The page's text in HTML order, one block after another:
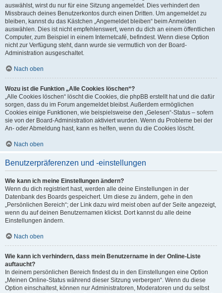
auswählst, wirst du nur für eine Sitzung angemeldet. Dies verhindert den
Missbrauch deines Benutzerkontos durch einen Dritten. Um angemeldet zu
bleiben, kannst du das Kästchen „Angemeldet bleiben“ beim Anmelden
auswählen. Dies ist nicht empfehlenswert, wenn du dich an einem öffentlichen
Computer, zum Beispiel in einem Internetcafé, befindest. Wenn diese Option
nicht zur Verfügung steht, dann wurde sie vermutlich von der Board-
Administration ausgeschaltet.
Nach oben
Wozu ist die Funktion „Alle Cookies löschen“?
„Alle Cookies löschen“ löscht die Cookies, die phpBB erstellt hat und die dafür
sorgen, dass du im Forum angemeldet bleibst. Außerdem ermöglichen
Cookies einige Funktionen, wie beispielsweise den „Gelesen“-Status – sofern
sie von der Board-Administration aktiviert wurden. Wenn du Probleme bei der
An- oder Abmeldung hast, kann es helfen, wenn du die Cookies löscht.
Nach oben
Benutzerpräferenzen und -einstellungen
Wie kann ich meine Einstellungen ändern?
Wenn du dich registriert hast, werden alle deine Einstellungen in der
Datenbank des Boards gespeichert. Um diese zu ändern, gehe in den
„Persönlichen Bereich“; der Link dazu wird meist oben auf der Seite angezeigt,
wenn du auf deinen Benutzernamen klickst. Dort kannst du alle deine
Einstellungen ändern.
Nach oben
Wie kann ich verhindern, dass mein Benutzername in der Online-Liste
auftaucht?
In deinem persönlichen Bereich findest du in den Einstellungen eine Option
„Meinen Online-Status während dieser Sitzung verbergen“. Wenn du diese
Option einschaltest, können nur Administratoren, Moderatoren und du selbst